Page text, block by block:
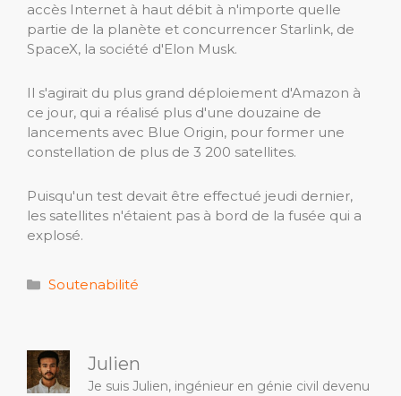
accès Internet à haut débit à n'importe quelle
partie de la planète et concurrencer Starlink, de
SpaceX, la société d'Elon Musk.
Il s'agirait du plus grand déploiement d'Amazon à
ce jour, qui a réalisé plus d'une douzaine de
lancements avec Blue Origin, pour former une
constellation de plus de 3 200 satellites.
Puisqu'un test devait être effectué jeudi dernier,
les satellites n'étaient pas à bord de la fusée qui a
explosé.
Catégories
Soutenabilité
Julien
Je suis Julien, ingénieur en génie civil devenu